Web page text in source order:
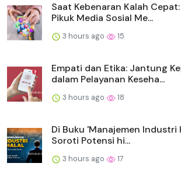
Saat Kebenaran Kalah
Pikuk Media Sosial Me...
3 hours ago 15
Empati dan Etika: Jantung
dalam Pelayanan Keseha...
3 hours ago 18
Di Buku 'Manajemen Industri
Soroti Potensi hi...
3 hours ago 17